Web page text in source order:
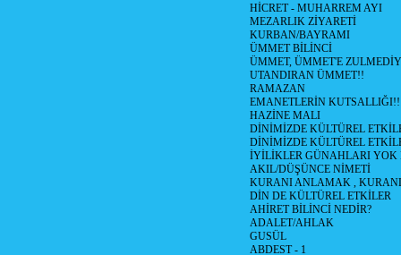
HİCRET - MUHARREM AYI
MEZARLIK ZİYARETİ
KURBAN/BAYRAMI
ÜMMET BİLİNCİ
ÜMMET, ÜMMET'E
UTANDIRAN ÜMMET!!
RAMAZAN
EMANETLERİN KUTSALLIĞI!!
HAZİNE MALI
DİNİMİZDE KÜLTÜREL
DİNİMİZDE KÜLTÜREL
İYİLİKLER GÜNAHLARI YOK
AKIL/DÜŞÜNCE NİMETİ
KURANI ANLAMAK ,
DİN DE KÜLTÜREL ETKİLER
AHİRET BİLİNCİ NEDİR?
ADALET/AHLAK
GUSÜL
ABDEST - 1